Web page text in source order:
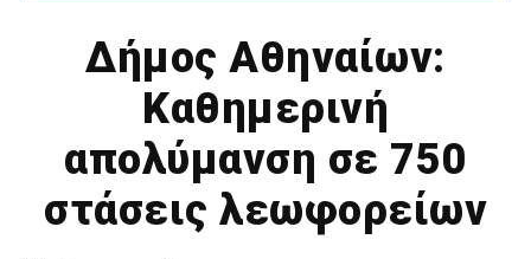
Δήμος Αθηναίων:
Καθημερινή
απολύμανση σε 750
στάσεις λεωφορείων